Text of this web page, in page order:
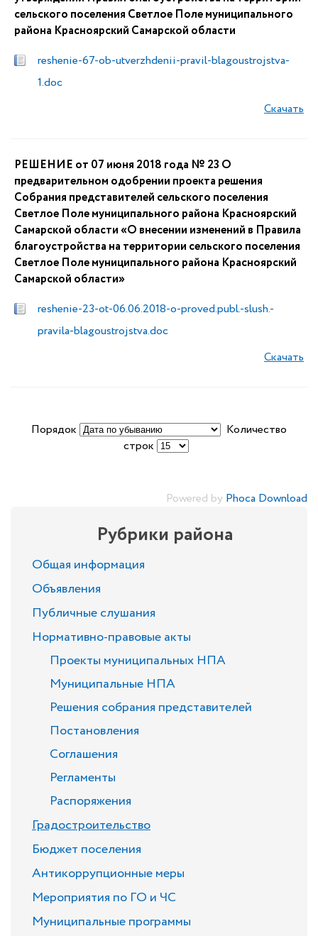
сельского поселения Светлое Поле муниципального
района Красноярский Самарской области
reshenie-67-ob-utverzhdenii-pravil-blagoustrojstva-
1.doc
Скачать
РЕШЕНИЕ от 07 июня 2018 года № 23 О
предварительном одобрении проекта решения
Собрания представителей сельского поселения
Светлое Поле муниципального района Красноярский
Самарской области «О внесении изменений в Правила
благоустройства на территории сельского поселения
Светлое Поле муниципального района Красноярский
Самарской области»
reshenie-23-ot-06.06.2018-o-proved.publ.-slush.-
pravila-blagoustrojstva.doc
Скачать
Порядок
Количество
строк
Powered by Phoca Download
Рубрики района
Общая информация
Объявления
Публичные слушания
Нормативно-правовые акты
Проекты муниципальных НПА
Муниципальные НПА
Решения собрания представителей
Постановления
Соглашения
Регламенты
Распоряжения
Градостроительство
Бюджет поселения
Антикоррупционные меры
Мероприятия по ГО и ЧС
Муниципальные программы